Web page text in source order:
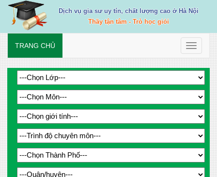
Dịch vụ gia sư uy tín, chất lượng cao ở Hà Nội
Thầy tận tâm - Trò học giỏi
Toggle
TRANG CHỦ